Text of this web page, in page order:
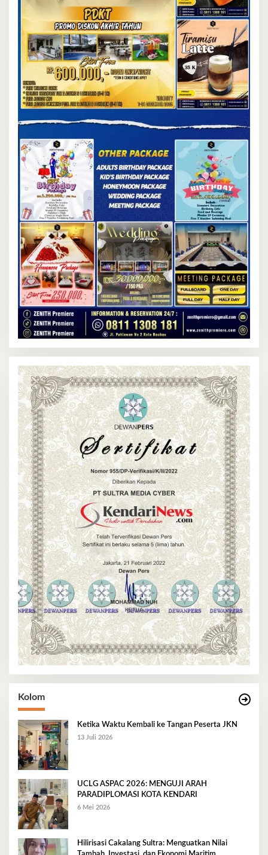
Kolom
Ketika Waktu Kembali ke Tangan Peserta JKN
13 Juli 2026
UCLG ASPAC 2026: MENGUJI ARAH
PARADIPLOMASI KOTA KENDARI
6 Mei 2026
Hilirisasi Cakalang Sultra: Menguatkan Nilai